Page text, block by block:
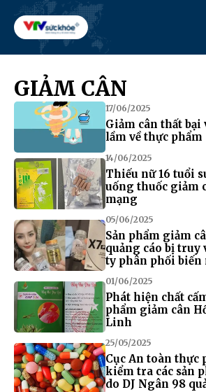
GIẢM CÂN
17/06/2025
Giảm cân thất
lầm về thực phẩm
14/06/2025
Thiếu nữ 16 tuổi
uống thuốc giảm
mạng
05/06/2025
Sản phẩm giảm
quảng cáo bị truy
ty phân phối biến
01/06/2025
Phát hiện chất
phẩm giảm cân
Linh
25/05/2025
Cục An toàn thực
kiểm tra các sản
do DJ Ngân 98